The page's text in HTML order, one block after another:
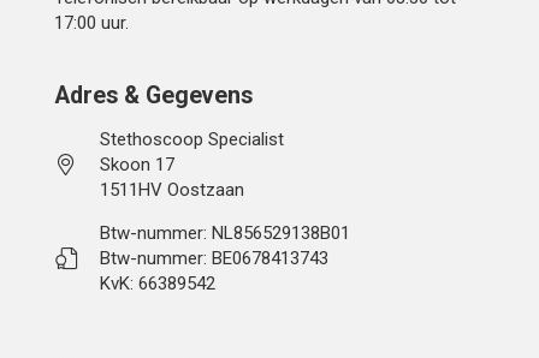
17:00 uur.
Adres & Gegevens
Stethoscoop Specialist
Skoon 17
1511HV Oostzaan
Btw-nummer: NL856529138B01
Btw-nummer: BE0678413743
KvK: 66389542